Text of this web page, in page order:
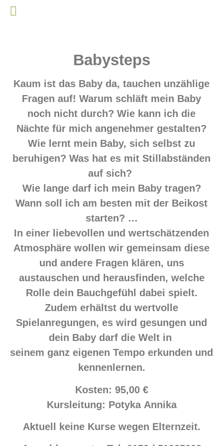
Babysteps
Kaum ist das Baby da, tauchen unzählige
Fragen auf! Warum schläft mein Baby
noch nicht durch? Wie kann ich die
Nächte für mich angenehmer gestalten?
Wie lernt mein Baby, sich selbst zu
beruhigen? Was hat es mit Stillabständen
auf sich?
Wie lange darf ich mein Baby tragen?
Wann soll ich am besten mit der Beikost
starten? …
In einer liebevollen und wertschätzenden
Atmosphäre wollen wir gemeinsam diese
und andere Fragen klären, uns
austauschen und herausfinden, welche
Rolle dein Bauchgefühl dabei spielt.
Zudem erhältst du wertvolle
Spielanregungen, es wird gesungen und
dein Baby darf die Welt in
seinem ganz eigenen Tempo erkunden und
kennenlernen.
Kosten: 95,00 €
Kursleitung: Potyka Annika
Aktuell keine Kurse wegen Elternzeit.